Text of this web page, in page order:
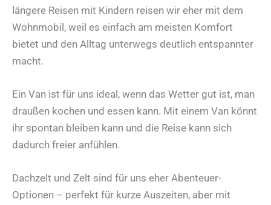
längere Reisen mit Kindern reisen wir eher mit dem
Wohnmobil, weil es einfach am meisten Komfort
bietet und den Alltag unterwegs deutlich entspannter
macht.
Ein Van ist für uns ideal, wenn das Wetter gut ist, man
draußen kochen und essen kann. Mit einem Van könnt
ihr spontan bleiben kann und die Reise kann sich
dadurch freier anfühlen.
Dachzelt und Zelt sind für uns eher Abenteuer-
Optionen – perfekt für kurze Auszeiten, aber mit